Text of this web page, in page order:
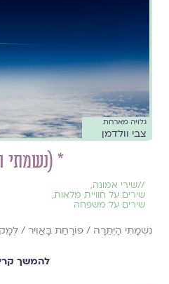
גלויה מארחת
צבי וולדמן
* (נשמתי
//שירי אמונה,
שירים על חוויית מלאות,
שירים על משפחה
נִשְׁמָתִי הַיְּתֵרָה / פּוֹרַחַת בָּאֲוִיר /
להמשך